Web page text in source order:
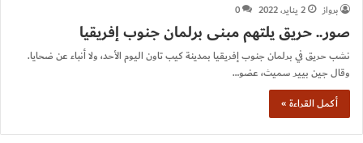
برواز
2 يناير، 2022 0
صور.. حريق يلتهم مبنى برلمان جنوب إفريقيا
نشب حريق في برلمان جنوب إفريقيا بمدينة كيب تاون اليوم الأحد، ولا أنباء عن ضحايا.
وقال جين بيير سميث، عضو…
أكمل القراءة »